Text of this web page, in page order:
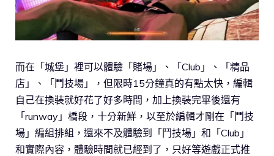
而在「城堡」裡可以體驗「賭場」、「Club」、「精品
店」、「鬥技場」，但限時15分鐘真的有點太快，編輯
自己在換裝就好花了好多時間，加上換裝完畢後還有
「runway」橋段，十分新鮮，以至於編輯才剛在「鬥技
場」編組排組，還來不及體驗到「鬥技場」和「Club」
和實際內容，體驗時間就已經到了，只好等遊戲正式推